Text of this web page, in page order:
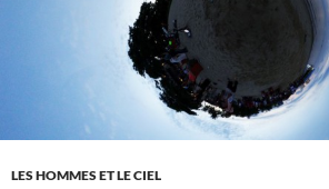
LES HOMMES ET LE CIEL